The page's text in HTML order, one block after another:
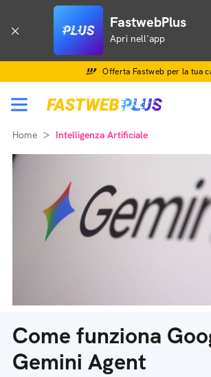
FastwebPlus
Apri nell'app
Offerta Fastweb per la tua
Home Intelligenza Artificiale
Come funziona
Gemini Agent